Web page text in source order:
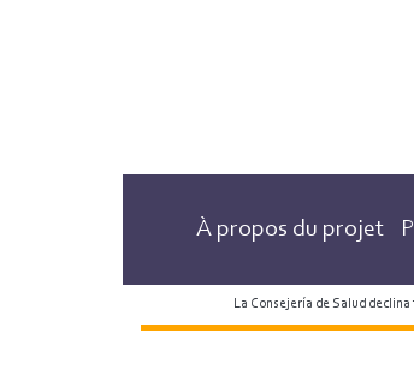
À propos du projet
La Consejería de Salud